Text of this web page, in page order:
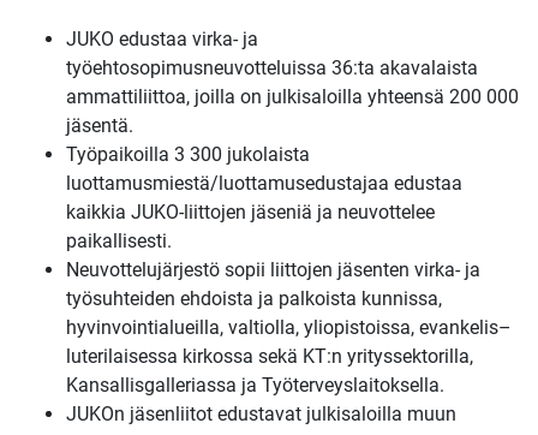
JUKO edustaa virka- ja
työehtosopimusneuvotteluissa 36:ta akavalaista
ammattiliittoa, joilla on julkisaloilla yhteensä 200 000
jäsentä.
Työpaikoilla 3 300 jukolaista
luottamusmiestä/luottamusedustajaa edustaa
kaikkia JUKO-liittojen jäseniä ja neuvottelee
paikallisesti.
Neuvottelujärjestö sopii liittojen jäsenten virka- ja
työsuhteiden ehdoista ja palkoista kunnissa,
hyvinvointialueilla, valtiolla, yliopistoissa, evankelis–
luterilaisessa kirkossa sekä KT:n yrityssektorilla,
Kansallisgalleriassa ja Työterveyslaitoksella.
JUKOn jäsenliitot edustavat julkisaloilla muun